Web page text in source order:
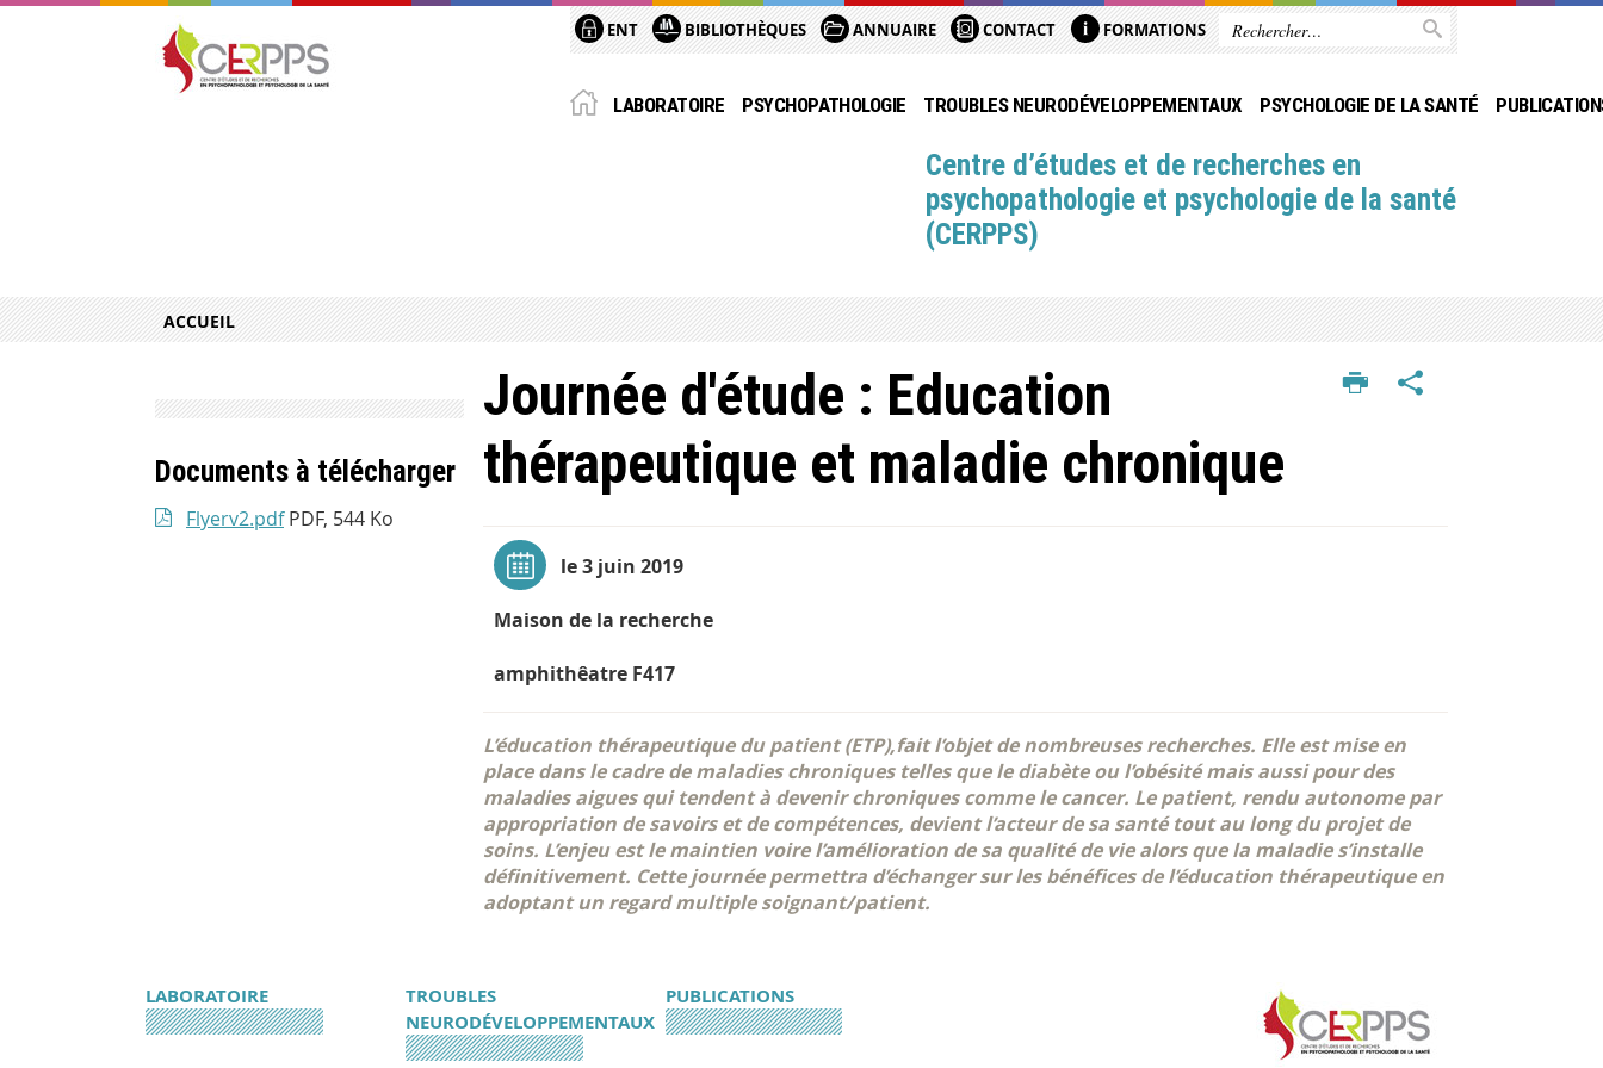
ENT BIBLIOTHÈQUES ANNUAIRE CONTACT FORMATIONS
LABORATOIRE PSYCHOPATHOLOGIE TROUBLES NEURODÉVELOPPEMENTAUX PSYCHOLOGIE DE LA SANTÉ
Centre d’études et de recherches en
psychopathologie et psychologie de la santé
(CERPPS)
ACCUEIL
Journée d'étude : Education
thérapeutique et maladie chronique
le 3 juin 2019
Maison de la recherche
amphithêatre F417
L’éducation thérapeutique du patient (ETP),fait l’objet de nombreuses recherches. Elle est mise en
place dans le cadre de maladies chroniques telles que le diabète ou l’obésité mais aussi pour des
maladies aigues qui tendent à devenir chroniques comme le cancer. Le patient, rendu autonome par
appropriation de savoirs et de compétences, devient l’acteur de sa santé tout au long du projet de
soins. L’enjeu est le maintien voire l’amélioration de sa qualité de vie alors que la maladie s’installe
définitivement. Cette journée permettra d’échanger sur les bénéfices de l’éducation thérapeutique en
adoptant un regard multiple soignant/patient.
Documents à télécharger
Flyerv2.pdf PDF, 544 Ko
LABORATOIRE
TROUBLES
NEURODÉVELOPPEMENTAUX
PUBLICATIONS